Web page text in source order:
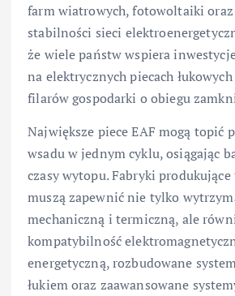
farm wiatrowych, fotowoltaiki
stabilności sieci
że wiele państw wspiera
na elektrycznych piecach
filarów gospodarki o obiegu
Największe piece EAF mogą topić
wsadu w jednym cyklu, osiągając
czasy wytopu. Fabryki
muszą zapewnić nie tylko
mechaniczną i termiczną, ale
kompatybilność
energetyczną, rozbudowane
łukiem oraz zaawansowane